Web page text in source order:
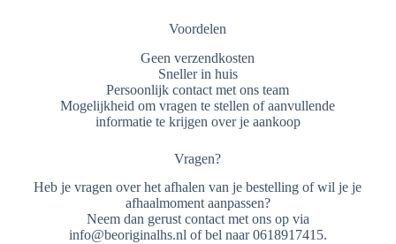
Voordelen
Geen verzendkosten
Sneller in huis
Persoonlijk contact met ons team
Mogelijkheid om vragen te stellen of aanvullende
informatie te krijgen over je aankoop
Vragen?
Heb je vragen over het afhalen van je bestelling of wil je je
afhaalmoment aanpassen?
Neem dan gerust contact met ons op via
info@beoriginalhs.nl of bel naar 0618917415.